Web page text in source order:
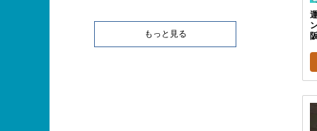
もっと見る